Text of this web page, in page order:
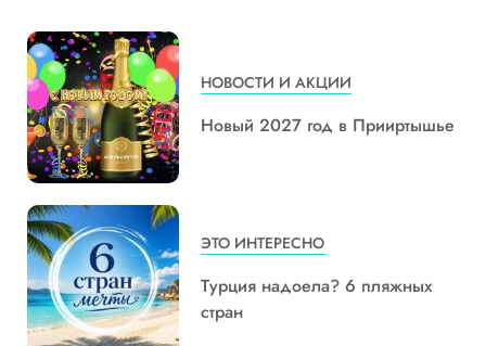
НОВОСТИ И АКЦИИ
Новый 2027 год в Прииртышье
ЭТО ИНТЕРЕСНО
Турция надоела? 6 пляжных
стран